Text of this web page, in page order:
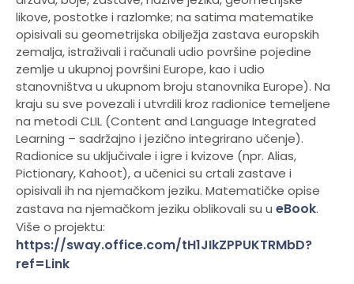
likove, postotke i razlomke; na satima matematike
opisivali su geometrijska obilježja zastava europskih
zemalja, istraživali i računali udio površine pojedine
zemlje u ukupnoj površini Europe, kao i udio
stanovništva u ukupnom broju stanovnika Europe). Na
kraju su sve povezali i utvrdili kroz radionice temeljene
na metodi CLIL (Content and Language Integrated
Learning – sadržajno i jezično integrirano učenje).
Radionice su uključivale i igre i kvizove (npr. Alias,
Pictionary, Kahoot), a učenici su crtali zastave i
opisivali ih na njemačkom jeziku. Matematičke opise
zastava na njemačkom jeziku oblikovali su u eBook.
Više o projektu:
https://sway.office.com/tH1JIkZPPUKTRMbD?
ref=Link